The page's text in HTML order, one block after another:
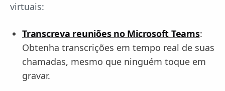
virtuais:
Transcreva reuniões no Microsoft Teams:
Obtenha transcrições em tempo real de suas
chamadas, mesmo que ninguém toque em
gravar.